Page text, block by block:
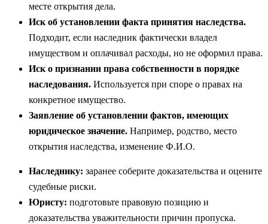
месте открытия дела.
Иск об установлении факта принятия наследства.
Подходит, если наследник фактически владел
имуществом и оплачивал расходы, но не оформил права.
Иск о признании права собственности в порядке
наследования. Используется при споре о правах на
конкретное имущество.
Заявление об установлении фактов, имеющих
юридическое значение. Например, родство, место
открытия наследства, изменение Ф.И.О.
Наследнику: заранее соберите доказательства и оцените
судебные риски.
Юристу: подготовьте правовую позицию и
доказательства уважительности причин пропуска.